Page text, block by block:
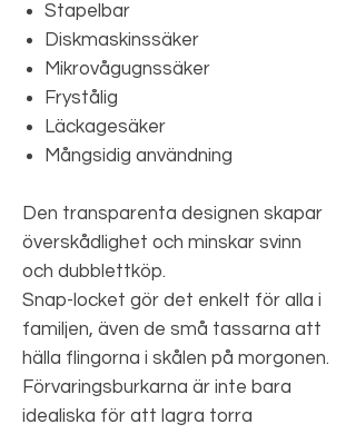
Stapelbar
Diskmaskinssäker
Mikrovågugnssäker
Frystålig
Läckagesäker
Mångsidig användning
Den transparenta designen skapar
överskådlighet och minskar svinn
och dubblettköp.
Snap-locket gör det enkelt för alla i
familjen, även de små tassarna att
hälla flingorna i skålen på morgonen.
Förvaringsburkarna är inte bara
idealiska för att lagra torra